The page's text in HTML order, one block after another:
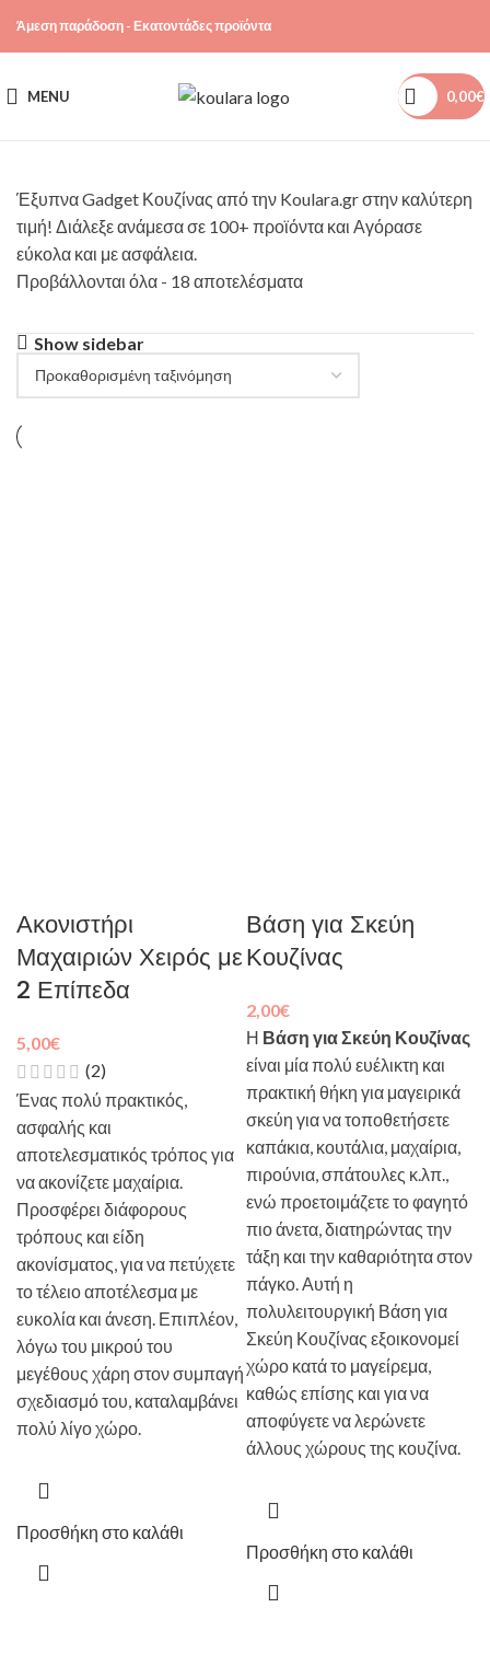
Άμεση παράδοση - Εκατοντάδες προϊόντα
MENU 0,00€
Έξυπνα Gadget Κουζίνας από την Koulara.gr στην καλύτερη
τιμή! Διάλεξε ανάμεσα σε 100+ προϊόντα και Αγόρασε
εύκολα και με ασφάλεια.
Προβάλλονται όλα - 18 αποτελέσματα
Show sidebar
Ακονιστήρι
Μαχαιριών Χειρός με
2 Επίπεδα
5,00€
(2)
Ένας πολύ πρακτικός,
ασφαλής και
αποτελεσματικός τρόπος για
να ακονίζετε μαχαίρια.
Προσφέρει διάφορους
τρόπους και είδη
ακονίσματος, για να πετύχετε
το τέλειο αποτέλεσμα με
ευκολία και άνεση. Επιπλέον,
λόγω του μικρού του
μεγέθους χάρη στον συμπαγή
σχεδιασμό του, καταλαμβάνει
πολύ λίγο χώρο.
Προσθήκη στο καλάθι
Βάση για Σκεύη
Κουζίνας
2,00€
Η Βάση για Σκεύη Κουζίνας
είναι μία πολύ ευέλικτη και
πρακτική θήκη για μαγειρικά
σκεύη για να τοποθετήσετε
καπάκια, κουτάλια, μαχαίρια,
πιρούνια, σπάτουλες κ.λπ.,
ενώ προετοιμάζετε το φαγητό
πιο άνετα, διατηρώντας την
τάξη και την καθαριότητα στον
πάγκο. Αυτή η
πολυλειτουργική Βάση για
Σκεύη Κουζίνας εξοικονομεί
χώρο κατά το μαγείρεμα,
καθώς επίσης και για να
αποφύγετε να λερώνετε
άλλους χώρους της κουζίνα.
Προσθήκη στο καλάθι